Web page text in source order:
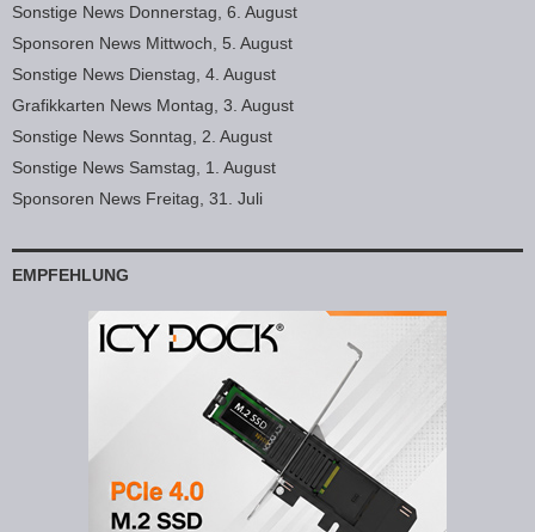
Sonstige News Donnerstag, 6. August
Sponsoren News Mittwoch, 5. August
Sonstige News Dienstag, 4. August
Grafikkarten News Montag, 3. August
Sonstige News Sonntag, 2. August
Sonstige News Samstag, 1. August
Sponsoren News Freitag, 31. Juli
EMPFEHLUNG